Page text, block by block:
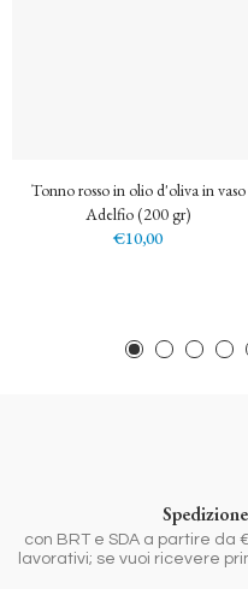
Tonno rosso in olio d'oliva in vaso
Adelfio (200 gr)
€10,00
con BRT e SDA a partire da
lavorativi; se vuoi ricevere